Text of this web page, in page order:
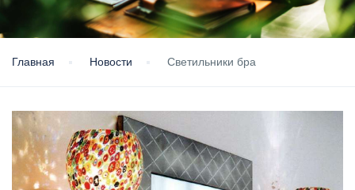
Главная Новости Cветильники бра